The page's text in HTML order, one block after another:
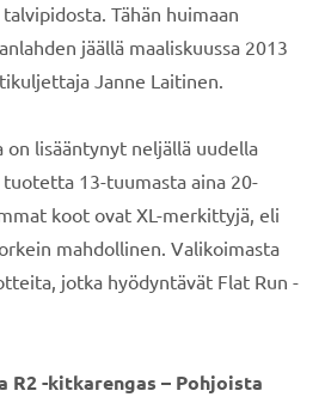
Tähän huimaan
jäällä maaliskuussa 2013
Janne Laitinen.
on lisääntynyt neljällä uudella
13-tuumasta aina 20-
koot ovat XL-merkittyjä, eli
mahdollinen. Valikoimasta
jotka hyödyntävät Flat Run -
R2 -kitkarengas – Pohjoista